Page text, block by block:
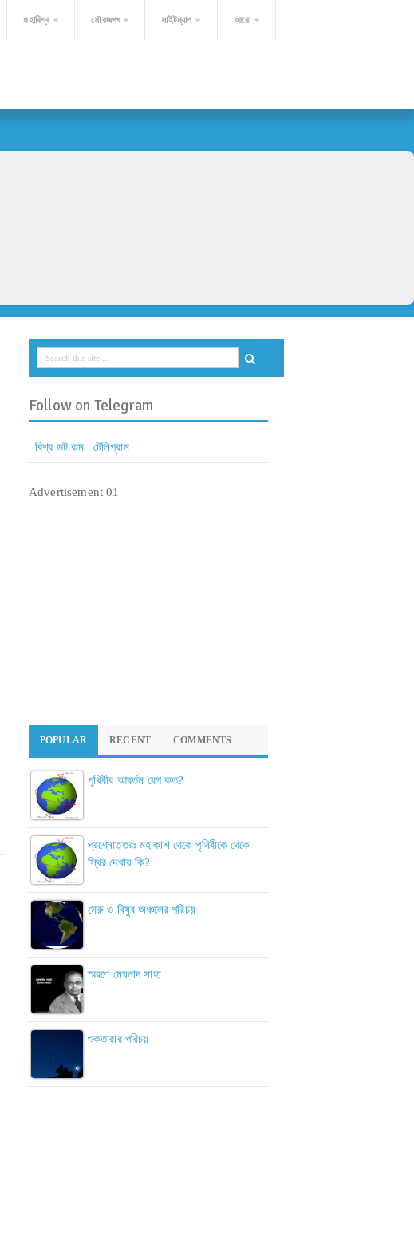
মহাবিশ্ব সৌরজগৎ সাইটম্যাপ আরো
Follow on Telegram
বিশ্ব ডট কম | টেলিগ্রাম
Advertisement 01
POPULAR RECENT COMMENTS
পৃথিবীর আবর্তন বেগ কত?
প্রশ্নোত্তরঃ মহাকাশ থেকে পৃথিবীকে থেকে
স্থির দেখায় কি?
মেরু ও বিষুব অঞ্চলের পরিচয়
স্মরণে মেঘনাদ সাহা
শুকতারার পরিচয়